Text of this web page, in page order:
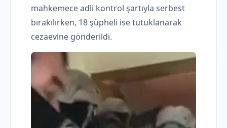
mahkemece adli kontrol şartıyla serbest
bırakılırken, 18 şüpheli ise tutuklanarak
cezaevine gönderildi.